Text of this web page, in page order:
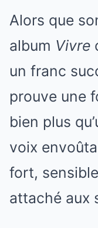
Alors que
album Vivre
un franc
prouve une
bien plus
voix
fort,
attaché aux